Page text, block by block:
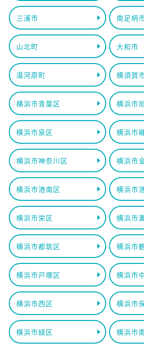
三浦市 南足柄
山北町 大和市
湯河原町 横須賀
横浜市青葉区 横浜市
横浜市泉区 横浜市
横浜市神奈川区 横浜市
横浜市港南区 横浜市
横浜市栄区 横浜市
横浜市都筑区 横浜市
横浜市戸塚区 横浜市
横浜市西区 横浜市
横浜市緑区 横浜市